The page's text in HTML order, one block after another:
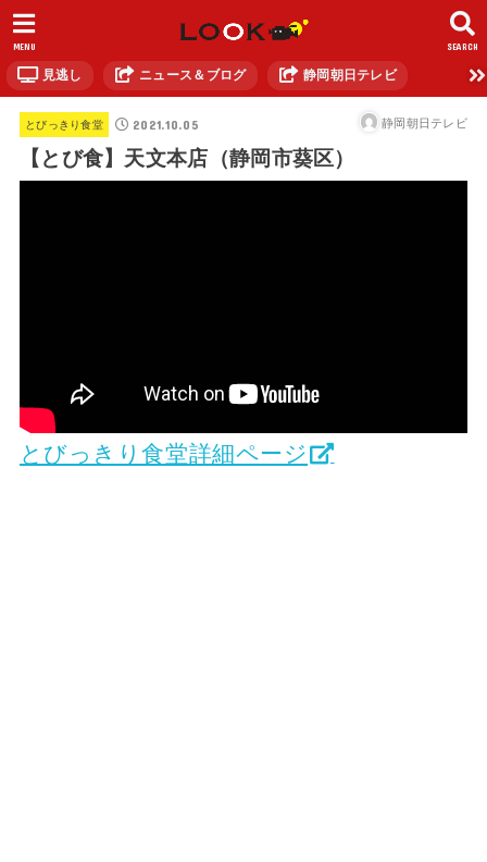
SEARCH
MENU
見逃し ニュース＆ブログ 静岡朝日テレビ
とびっきり食堂 2021.10.05 静岡朝日テレビ
【とび食】天文本店（静岡市葵区）
とびっきり食堂詳細ページ